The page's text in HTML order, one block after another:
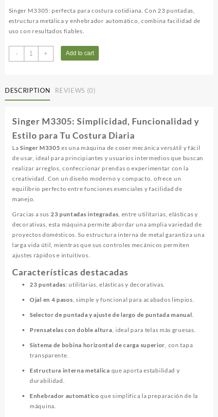
Singer M3305: perfecta para costura cotidiana. Con 23 puntadas,
estructura metálica y enhebrador automático, combina facilidad de
uso con resultados fiables.
-
Singer
M3305
+ Add to cart
DESCRIPTION REVIEWS (0)
Singer M3305: Simplicidad, Funcionalidad y
Estilo para Tu Costura Diaria
LaSinger M3305 es una máquina de coser mecánica versátil y fácil
de usar, ideal para principiantes y usuarios intermedios que buscan
realizar arreglos, confeccionar prendas o experimentar con la
creatividad. Con un diseño moderno y compacto, ofrece un
equilibrio perfecto entre funciones esenciales y facilidad de
manejo.
Gracias a sus 23 puntadas integradas, entre utilitarias, elásticas y
decorativas, esta máquina permite abordar una amplia variedad de
proyectos domésticos. Su estructura interna de metal garantiza una
larga vida útil, mientras que sus controles mecánicos permiten
ajustes rápidos e intuitivos.
Características destacadas
23 puntadas: utilitarias, elásticas y decorativas.
Ojal en 4 pasos, simple y funcional para acabados limpios.
Selector de puntada y ajuste de largo de puntada manual.
Prensatelas con doble altura, ideal para telas más gruesas.
Sistema de bobina horizontal de carga superior, con tapa
transparente.
Estructura interna metálica que aporta estabilidad y
durabilidad.
Enhebrador automático que simplifica la preparación de la
máquina.